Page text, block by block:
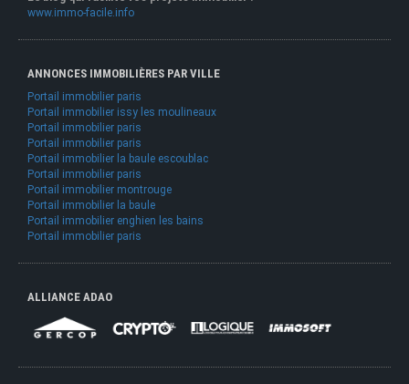
www.immo-facile.info
ANNONCES IMMOBILIÈRES PAR VILLE
Portail immobilier paris
Portail immobilier issy les moulineaux
Portail immobilier paris
Portail immobilier paris
Portail immobilier la baule escoublac
Portail immobilier paris
Portail immobilier montrouge
Portail immobilier la baule
Portail immobilier enghien les bains
Portail immobilier paris
ALLIANCE ADAO